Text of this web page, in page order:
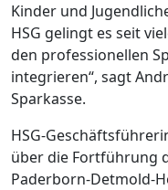
Kinder und
HSG gelingt es seit
den professionellen
integrieren“, sagt
Sparkasse.
HSG-
über die Fortführung
Paderborn-Detmold-